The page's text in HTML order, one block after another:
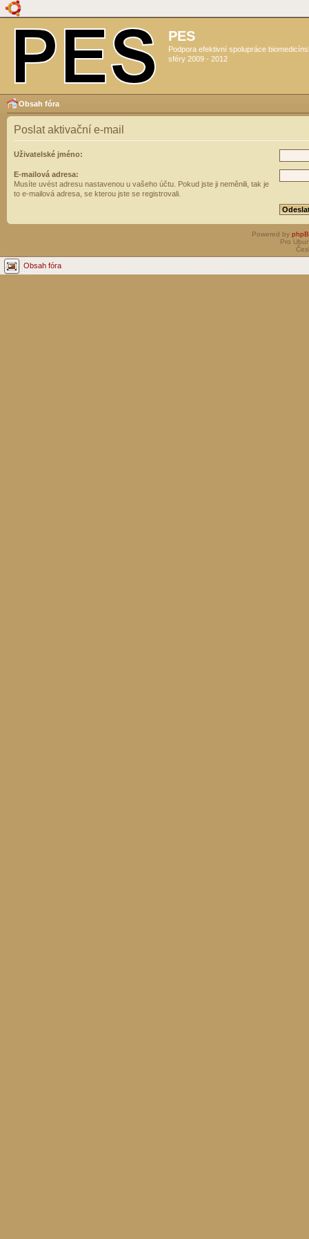
PES
Podpora efektivní spolupráce
sféry 2009 - 2012
Obsah fóra
Poslat aktivační e-mail
Uživatelské jméno:
E-mailová adresa:
Musíte uvést adresu nastavenou u vašeho účtu. Pokud jste ji neměnili, tak je
to e-mailová adresa, se kterou jste se registrovali.
Powered by
Pro
Obsah fóra